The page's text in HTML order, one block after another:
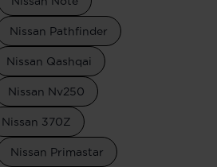
Nissan Pathfinder
Nissan Qashqai
Nissan Nv250
Nissan 370Z
Nissan Primastar